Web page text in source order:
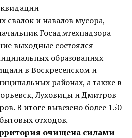
свалок и навалов мусора,
Госадмтехнадзора
выходные состоялся
образованиях
в Воскресенском и
районах, а также в
Луховицы и Дмитров
В итоге вывезено более 150
отходов.
очищена силами